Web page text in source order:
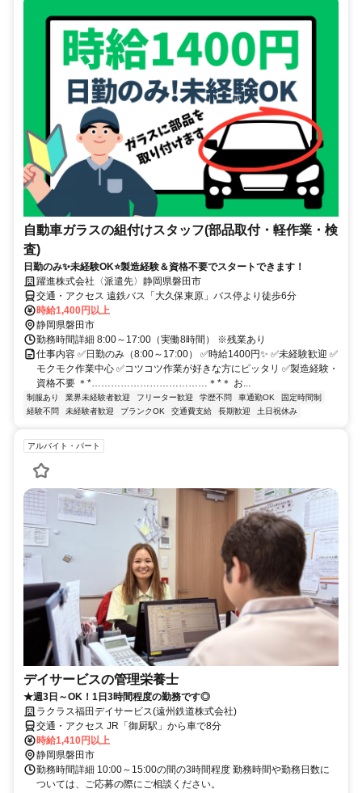
自動車ガラスの組付けスタッフ(部品取付・軽作業・検
査)
日勤のみ✨未経験OK⭐製造経験＆資格不要でスタートできます！
躍進株式会社〈派遣先〉静岡県磐田市
交通・アクセス 遠鉄バス「大久保東原」バス停より徒歩6分
時給1,400円以上
静岡県磐田市
勤務時間詳細 8:00～17:00（実働8時間） ※残業あり
仕事内容 ✅日勤のみ（8:00～17:00） ✅時給1400円✨ ✅未経験歓迎 ✅
モクモク作業中心 ✅コツコツ作業が好きな方にピッタリ ✅製造経験・
資格不要 ＊*………………………………＊*＊ お...
制服あり 業界未経験者歓迎 フリーター歓迎 学歴不問 車通勤OK
固定時間制
経験不問
未経験者歓迎 ブランクOK 交通費支給 長期歓迎 土日祝休み
アルバイト・パート
デイサービスの管理栄養士
★週3日～OK！1日3時間程度の勤務です◎
ラクラス福田デイサービス(遠州鉄道株式会社)
交通・アクセス JR「御厨駅」から車で8分
時給1,410円以上
静岡県磐田市
勤務時間詳細 10:00～15:00の間の3時間程度 勤務時間や勤務日数に
ついては、ご応募の際にご相談ください。